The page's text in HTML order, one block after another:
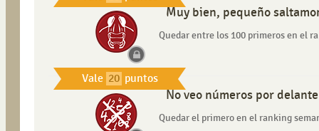
Vale 20 puntos
Muy bien, pequeño
Quedar entre los 100 primeros en el
No veo números por delante
Quedar el primero en el ranking